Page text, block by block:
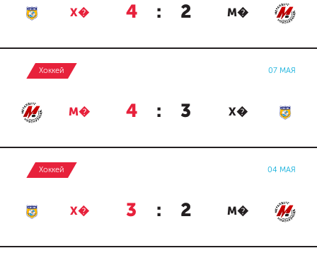
Х� 4 : 2 М�
Хоккей 07 МАЯ
М� 4 : 3 Х�
Хоккей 04 МАЯ
Х� 3 : 2 М�